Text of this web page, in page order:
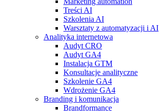
Treści AI
Szkolenia AI
Warsztaty z automatyzacji i AI
Analityka internetowa
Audyt CRO
Audyt GA4
Instalacja GTM
Konsultacje analityczne
Szkolenie GA4
Wdrożenie GA4
Branding i komunikacja
Brandformance